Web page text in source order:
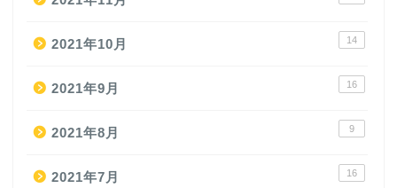
2021年10月 14
2021年9月 16
2021年8月 9
2021年7月 16